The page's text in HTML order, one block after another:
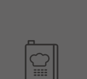
映させ、
果につなる事に